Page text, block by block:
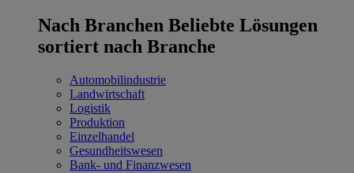
Nach Branchen Beliebte Lösungen
sortiert nach Branche
Automobilindustrie
Landwirtschaft
Logistik
Produktion
Einzelhandel
Gesundheitswesen
Bank- und Finanzwesen